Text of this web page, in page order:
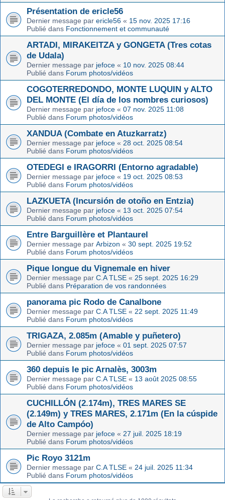
Présentation de ericle56
Dernier message par ericle56 « 15 nov. 2025 17:16
Publié dans Fonctionnement et communauté
ARTADI, MIRAKEITZA y GONGETA (Tres cotas
de Udala)
Dernier message par jefoce « 10 nov. 2025 08:44
Publié dans Forum photos/vidéos
COGOTERREDONDO, MONTE LUQUIN y ALTO
DEL MONTE (El día de los nombres curiosos)
Dernier message par jefoce « 07 nov. 2025 11:08
Publié dans Forum photos/vidéos
XANDUA (Combate en Atuzkarratz)
Dernier message par jefoce « 28 oct. 2025 08:54
Publié dans Forum photos/vidéos
OTEDEGI e IRAGORRI (Entorno agradable)
Dernier message par jefoce « 19 oct. 2025 08:53
Publié dans Forum photos/vidéos
LAZKUETA (Incursión de otoño en Entzia)
Dernier message par jefoce « 13 oct. 2025 07:54
Publié dans Forum photos/vidéos
Entre Barguillère et Plantaurel
Dernier message par Arbizon « 30 sept. 2025 19:52
Publié dans Forum photos/vidéos
Pique longue du Vignemale en hiver
Dernier message par C.A TLSE « 25 sept. 2025 16:29
Publié dans Préparation de vos randonnées
panorama pic Rodo de Canalbone
Dernier message par C.A TLSE « 22 sept. 2025 11:49
Publié dans Forum photos/vidéos
TRIGAZA, 2.085m (Amable y puñetero)
Dernier message par jefoce « 01 sept. 2025 07:57
Publié dans Forum photos/vidéos
360 depuis le pic Arnalès, 3003m
Dernier message par C.A TLSE « 13 août 2025 08:55
Publié dans Forum photos/vidéos
CUCHILLÓN (2.174m), TRES MARES SE
(2.149m) y TRES MARES, 2.171m (En la cúspide
de Alto Campóo)
Dernier message par jefoce « 27 juil. 2025 18:19
Publié dans Forum photos/vidéos
Pic Royo 3121m
Dernier message par C.A TLSE « 24 juil. 2025 11:34
Publié dans Forum photos/vidéos